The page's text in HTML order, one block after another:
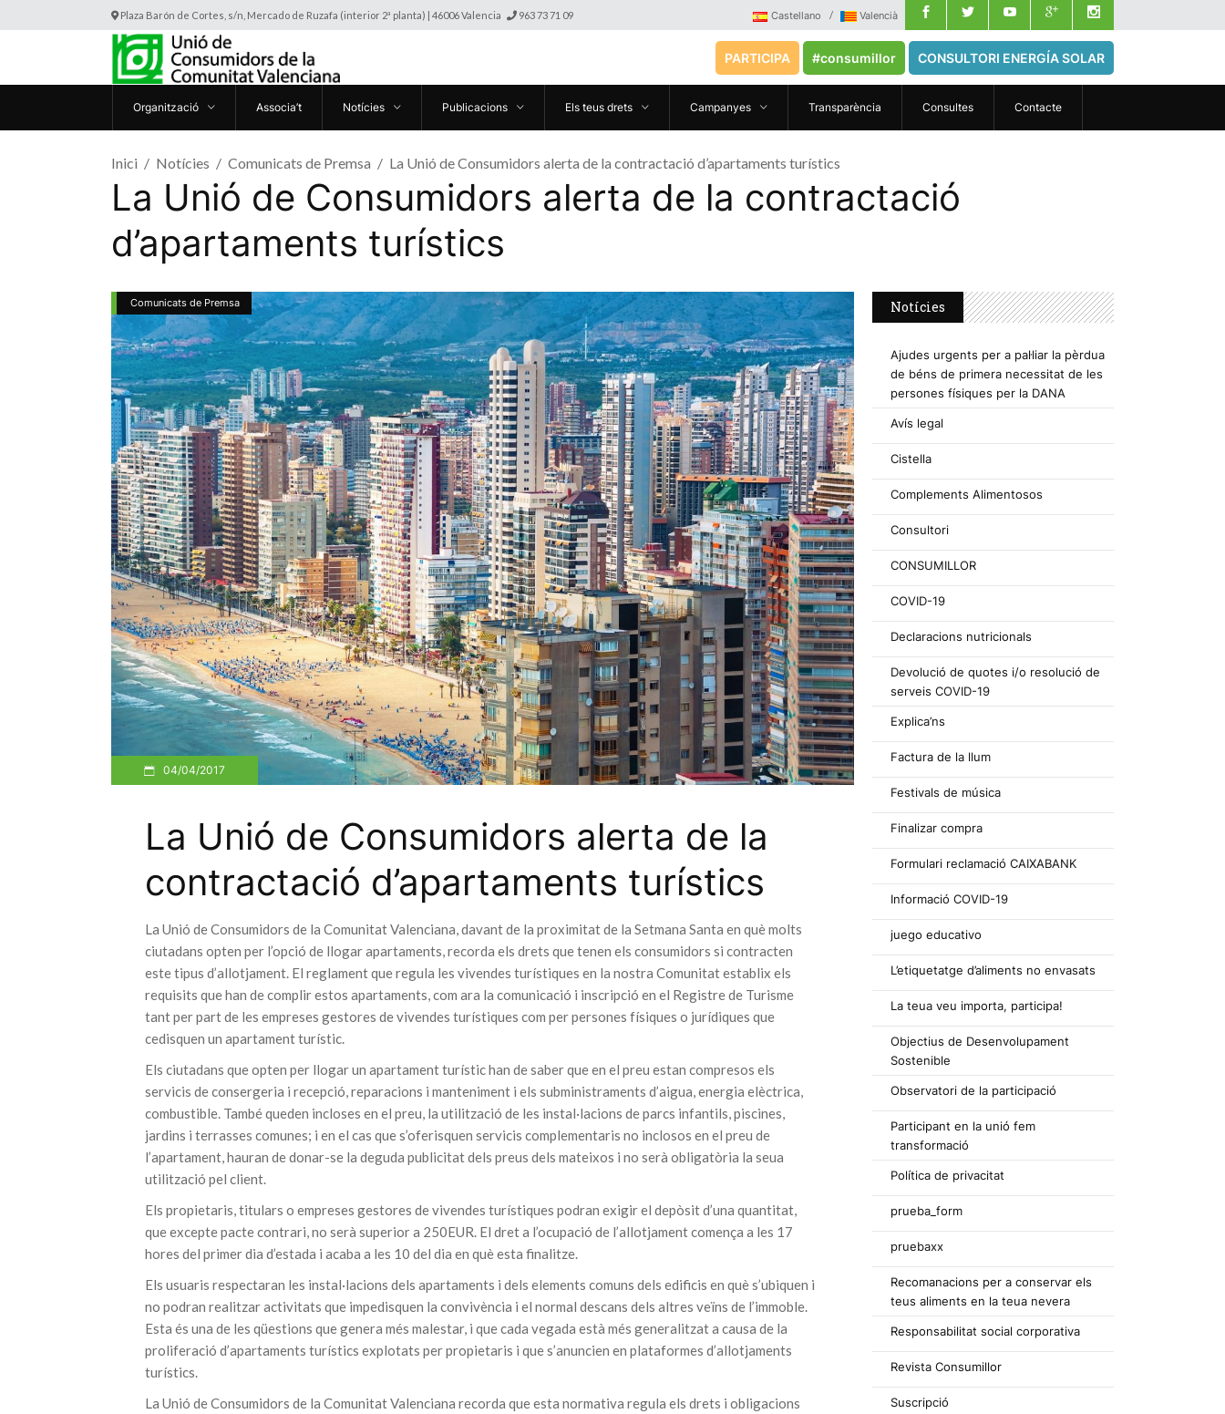
Plaza Barón de Cortes, s/n, Mercado de Ruzafa (interior 2ª planta) | 46006 Valencia 963 73 71 09 Castellano Valencià
PARTICIPA #consumillor CONSULTORI ENERGÍA SOLAR
Organització Associa’t Notícies Publicacions Els teus drets Campanyes Transparència Consultes Contacte
Inici Notícies Comunicats de Premsa La Unió de Consumidors alerta de la contractació d’apartaments turístics
La Unió de Consumidors alerta de la contractació
d’apartaments turístics
Comunicats de Premsa
04/04/2017
La Unió de Consumidors alerta de la
contractació d’apartaments turístics
La Unió de Consumidors de la Comunitat Valenciana, davant de la proximitat de la Setmana Santa en què molts
ciutadans opten per l’opció de llogar apartaments, recorda els drets que tenen els consumidors si contracten
este tipus d’allotjament. El reglament que regula les vivendes turístiques en la nostra Comunitat establix els
requisits que han de complir estos apartaments, com ara la comunicació i inscripció en el Registre de Turisme
tant per part de les empreses gestores de vivendes turístiques com per persones físiques o jurídiques que
cedisquen un apartament turístic.
Els ciutadans que opten per llogar un apartament turístic han de saber que en el preu estan compresos els
servicis de consergeria i recepció, reparacions i manteniment i els subministraments d’aigua, energia elèctrica,
combustible. També queden incloses en el preu, la utilització de les instal·lacions de parcs infantils, piscines,
jardins i terrasses comunes; i en el cas que s’oferisquen servicis complementaris no inclosos en el preu de
l’apartament, hauran de donar-se la deguda publicitat dels preus dels mateixos i no serà obligatòria la seua
utilització pel client.
Els propietaris, titulars o empreses gestores de vivendes turístiques podran exigir el depòsit d’una quantitat,
que excepte pacte contrari, no serà superior a 250EUR. El dret a l’ocupació de l’allotjament comença a les 17
hores del primer dia d’estada i acaba a les 10 del dia en què esta finalitze.
Els usuaris respectaran les instal·lacions dels apartaments i dels elements comuns dels edificis en què s’ubiquen i
no podran realitzar activitats que impedisquen la convivència i el normal descans dels altres veïns de l’immoble.
Esta és una de les qüestions que genera més malestar, i que cada vegada està més generalitzat a causa de la
proliferació d’apartaments turístics explotats per propietaris i que s’anuncien en plataformes d’allotjaments
turístics.
La Unió de Consumidors de la Comunitat Valenciana recorda que esta normativa regula els drets i obligacions
Notícies
Ajudes urgents per a pal·liar la pèrdua
de béns de primera necessitat de les
persones físiques per la DANA
Avís legal
Cistella
Complements Alimentosos
Consultori
CONSUMILLOR
COVID-19
Declaracions nutricionals
Devolució de quotes i/o resolució de
serveis COVID-19
Explica’ns
Factura de la llum
Festivals de música
Finalizar compra
Formulari reclamació CAIXABANK
Informació COVID-19
juego educativo
L’etiquetatge d’aliments no envasats
La teua veu importa, participa!
Objectius de Desenvolupament
Sostenible
Observatori de la participació
Participant en la unió fem
transformació
Política de privacitat
prueba_form
pruebaxx
Recomanacions per a conservar els
teus aliments en la teua nevera
Responsabilitat social corporativa
Revista Consumillor
Suscripció